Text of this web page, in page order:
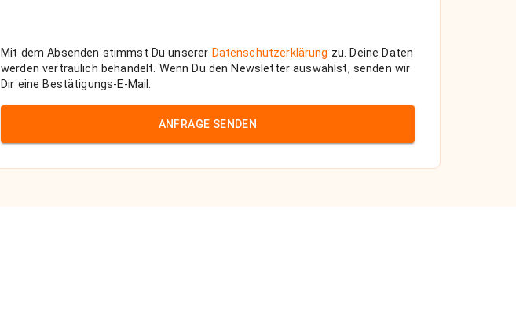
Mit dem Absenden stimmst Du unserer Datenschutzerklärung zu. Deine Daten
werden vertraulich behandelt. Wenn Du den Newsletter auswählst, senden wir
Dir eine Bestätigungs-E-Mail.
ANFRAGE SENDEN